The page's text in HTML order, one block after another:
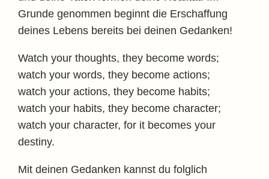
Grunde genommen beginnt die Erschaffung
deines Lebens bereits bei deinen Gedanken!
Watch your thoughts, they become words;
watch your words, they become actions;
watch your actions, they become habits;
watch your habits, they become character;
watch your character, for it becomes your
destiny.
Mit deinen Gedanken kannst du folglich